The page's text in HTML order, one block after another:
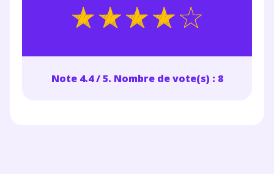
Note 4.4 / 5. Nombre de vote(s) : 8